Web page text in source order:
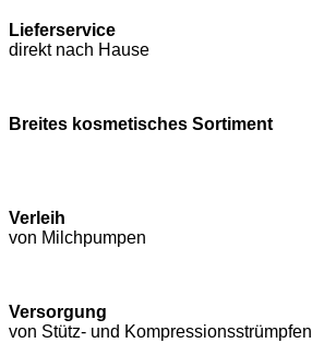
Lieferservice
direkt nach Hause
Breites kosmetisches Sortiment
Verleih
von Milchpumpen
Versorgung
von Stütz- und Kompressions­strümpfen